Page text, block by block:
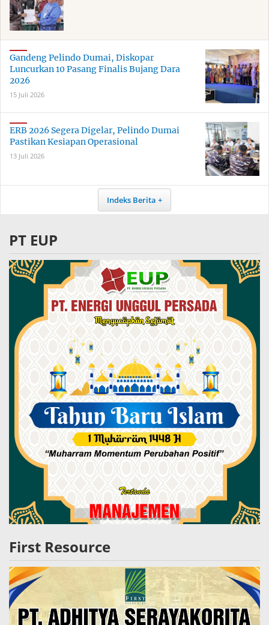
Gandeng Pelindo Dumai, Diskopar
Luncurkan 10 Pasang Finalis Bujang Dara
2026
15 Juli 2026
ERB 2026 Segera Digelar, Pelindo Dumai
Pastikan Kesiapan Operasional
13 Juli 2026
Indeks Berita
PT EUP
First Resource